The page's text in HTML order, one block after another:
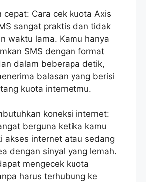
cepat: Cara cek kuota Axis
sangat praktis dan tidak
waktu lama. Kamu hanya
SMS dengan format
dalam beberapa detik,
balasan yang berisi
kuota internetmu.
koneksi internet:
berguna ketika kamu
akses internet atau sedang
dengan sinyal yang lemah.
mengecek kuota
harus terhubung ke